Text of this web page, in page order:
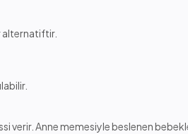
alternatiftir.
verir. Anne memesiyle beslenen